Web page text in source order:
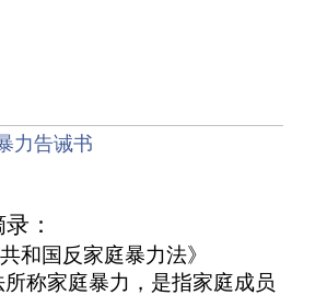
力告诫书
：
和国反家庭暴力法》
称家庭暴力，是指家庭成员